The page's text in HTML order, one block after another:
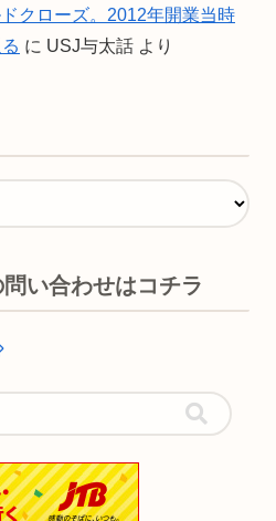
クローズ。2012年開業当時
に USJ与太話 より
い合わせはコチラ